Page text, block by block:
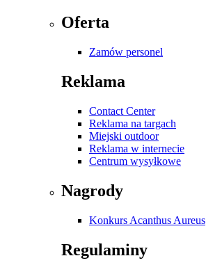
Oferta
Zamów personel
Reklama
Contact Center
Reklama na targach
Miejski outdoor
Reklama w internecie
Centrum wysyłkowe
Nagrody
Konkurs Acanthus Aureus
Regulaminy